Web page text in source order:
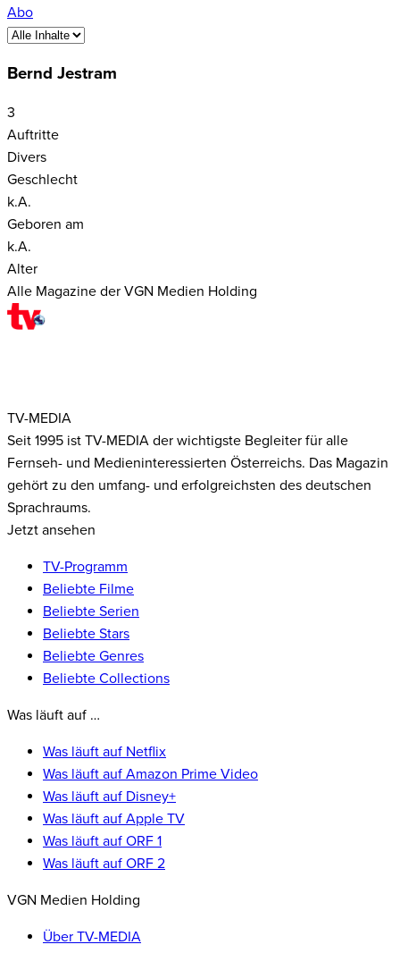
Abo
Bernd Jestram
3
Auftritte
Divers
Geschlecht
k.A.
Geboren am
k.A.
Alter
Alle Magazine der VGN Medien Holding
TV-MEDIA
Seit 1995 ist TV-MEDIA der wichtigste Begleiter für alle
Fernseh- und Medieninteressierten Österreichs. Das Magazin
gehört zu den umfang- und erfolgreichsten des deutschen
Sprachraums.
Jetzt ansehen
TV-Programm
Beliebte Filme
Beliebte Serien
Beliebte Stars
Beliebte Genres
Beliebte Collections
Was läuft auf …
Was läuft auf Netflix
Was läuft auf Amazon Prime Video
Was läuft auf Disney+
Was läuft auf Apple TV
Was läuft auf ORF 1
Was läuft auf ORF 2
VGN Medien Holding
Über TV-MEDIA